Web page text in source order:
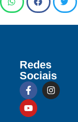
Redes
Sociais